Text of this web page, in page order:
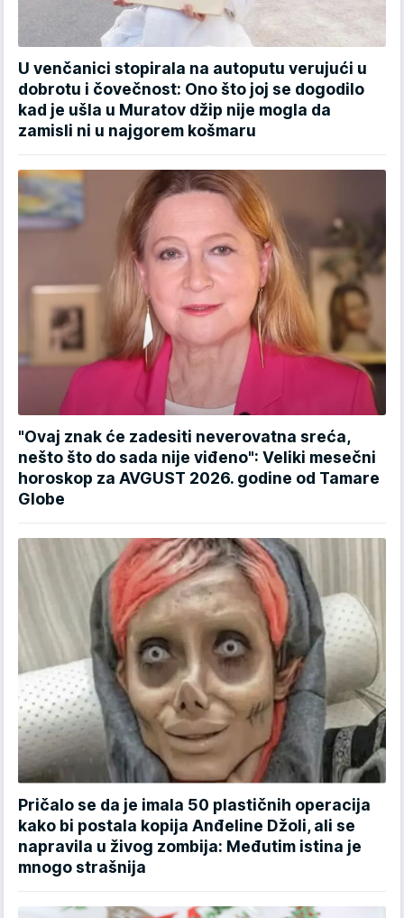
U venčanici stopirala na autoputu verujući u
dobrotu i čovečnost: Ono što joj se dogodilo
kad je ušla u Muratov džip nije mogla da
zamisli ni u najgorem košmaru
"Ovaj znak će zadesiti neverovatna sreća,
nešto što do sada nije viđeno": Veliki mesečni
horoskop za AVGUST 2026. godine od Tamare
Globe
Pričalo se da je imala 50 plastičnih operacija
kako bi postala kopija Anđeline Džoli, ali se
napravila u živog zombija: Međutim istina je
mnogo strašnija